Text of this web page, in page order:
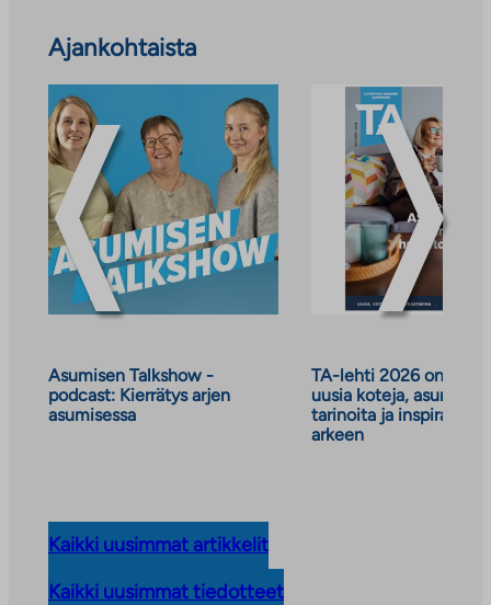
ajankohtaiset
ja
tiedotteet
Ajankohtaista
Asumisen Talkshow -
podcast: Kierrätys arjen
asumisessa
TA-lehti 2026 on
uusia koteja, asumisen
tarinoita ja
arkeen
Kaikki uusimmat artikkelit
Kaikki uusimmat tiedotteet